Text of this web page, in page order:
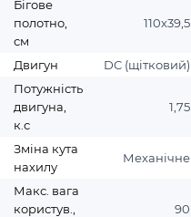
Бігове
полотно,
см
110х39,5
Двигун
DC (щітковий)
Потужність
двигуна,
к.с
1,75
Зміна кута
нахилу
Механічне
Макс. вага
користув.,
90